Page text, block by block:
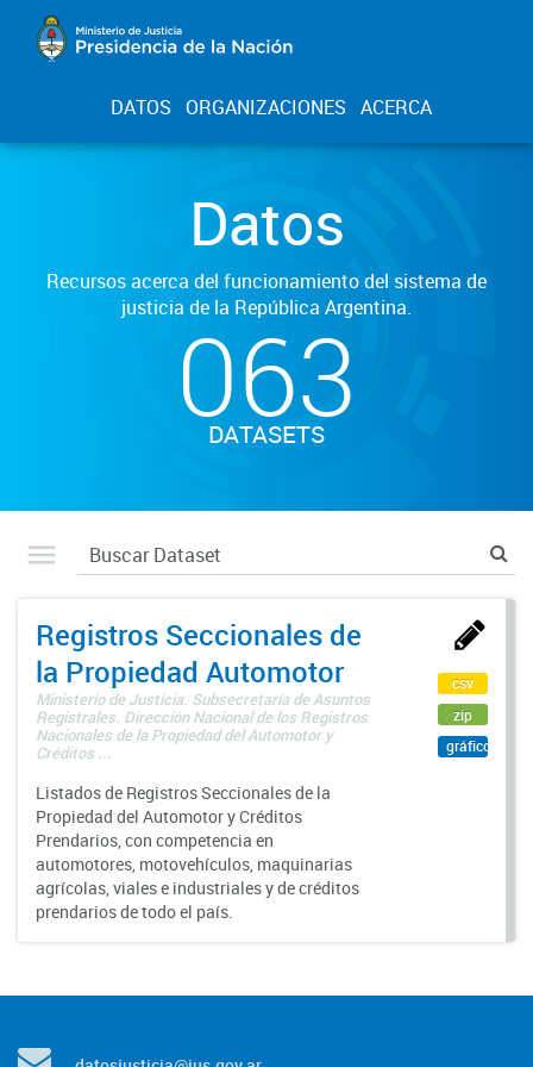
DATOS ORGANIZACIONES ACERCA
Datos
Recursos acerca del funcionamiento del sistema de
justicia de la República Argentina.
063
DATASETS
Registros Seccionales de
la Propiedad Automotor
Ministerio de Justicia. Subsecretaría de Asuntos
Registrales. Dirección Nacional de los Registros
Nacionales de la Propiedad del Automotor y
Créditos ...
Listados de Registros Seccionales de la
Propiedad del Automotor y Créditos
Prendarios, con competencia en
automotores, motovehículos, maquinarias
agrícolas, viales e industriales y de créditos
prendarios de todo el país.
csv
zip
gráfico